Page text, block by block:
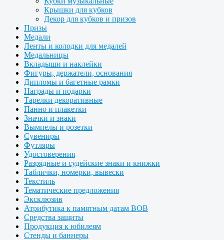
Крышки для кубков
Декор для кубков и призов
Призы
Медали
Ленты и колодки для медалей
Медальницы
Вкладыши и наклейки
Фигуры, держатели, основания
Дипломы и багетные рамки
Награды и подарки
Тарелки декоративные
Панно и плакетки
Значки и знаки
Вымпелы и розетки
Сувениры
Футляры
Удостоверения
Разрядные и судейские знаки и книжки
Таблички, номерки, вывески
Текстиль
Тематические предложения
Эксклюзив
Атрибутика к памятным датам ВОВ
Средства защиты
Продукция к юбилеям
Стенды и баннеры